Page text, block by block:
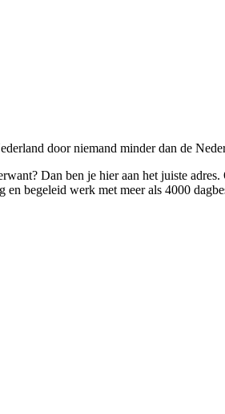
door niemand minder dan de
Dan ben je hier aan het juiste
begeleid werk met meer als 4000